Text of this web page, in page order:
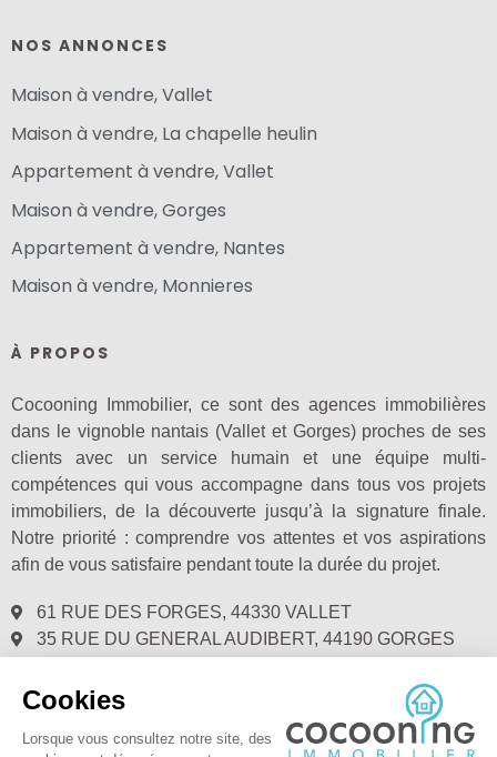
NOS ANNONCES
Maison à vendre, Vallet
Maison à vendre, La chapelle heulin
Appartement à vendre, Vallet
Maison à vendre, Gorges
Appartement à vendre, Nantes
Maison à vendre, Monnieres
À PROPOS
Cocooning Immobilier, ce sont des agences immobilières
dans le vignoble nantais (Vallet et Gorges) proches de ses
clients avec un service humain et une équipe multi-
compétences qui vous accompagne dans tous vos projets
immobiliers, de la découverte jusqu’à la signature finale.
Notre priorité : comprendre vos attentes et vos aspirations
afin de vous satisfaire pendant toute la durée du projet.
61 RUE DES FORGES, 44330 VALLET
35 RUE DU GENERAL AUDIBERT, 44190 GORGES